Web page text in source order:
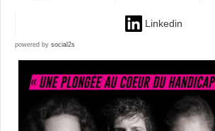
Linkedin
powered by social2s